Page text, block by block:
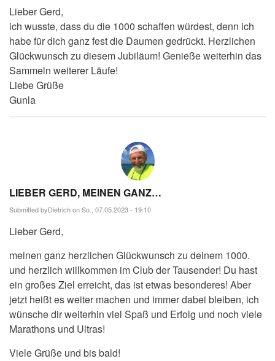
Lieber Gerd,
ich wusste, dass du die 1000 schaffen würdest, denn ich
habe für dich ganz fest die Daumen gedrückt. Herzlichen
Glückwunsch zu diesem Jubiläum! Genieße weiterhin das
Sammeln weiterer Läufe!
Liebe Grüße
Gunla
LIEBER GERD, MEINEN GANZ…
Submitted byDietrichon So., 07.05.2023 - 19:10
Lieber Gerd,
meinen ganz herzlichen Glückwunsch zu deinem 1000.
und herzlich willkommen im Club der Tausender! Du hast
ein großes Ziel erreicht, das ist etwas besonderes! Aber
jetzt heißt es weiter machen und immer dabei bleiben, ich
wünsche dir weiterhin viel Spaß und Erfolg und noch viele
Marathons und Ultras!
Viele Grüße und bis bald!